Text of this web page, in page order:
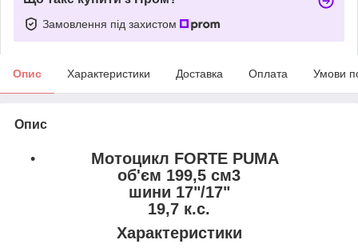
Замовлення під захистом
Опис Характеристики Доставка Оплата Умови
Опис
Мотоцикл FORTE PUMA
об'єм 199,5 см3
шини 17"/17"
19,7 к.с.
Характеристики